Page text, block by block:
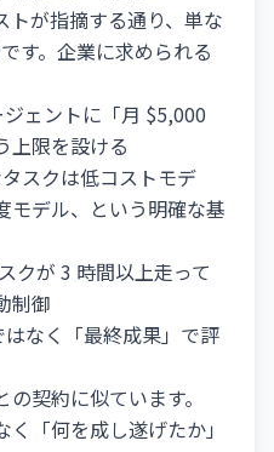
トが指摘する通り、単な
す。企業に求められる
ジェントに「月 $5,000
上限を設ける
スクは低コストモデ
モデル、という明確な基
クが 3 時間以上走って
制御
なく「最終成果」で評
契約に似ています。
く「何を成し遂げたか」